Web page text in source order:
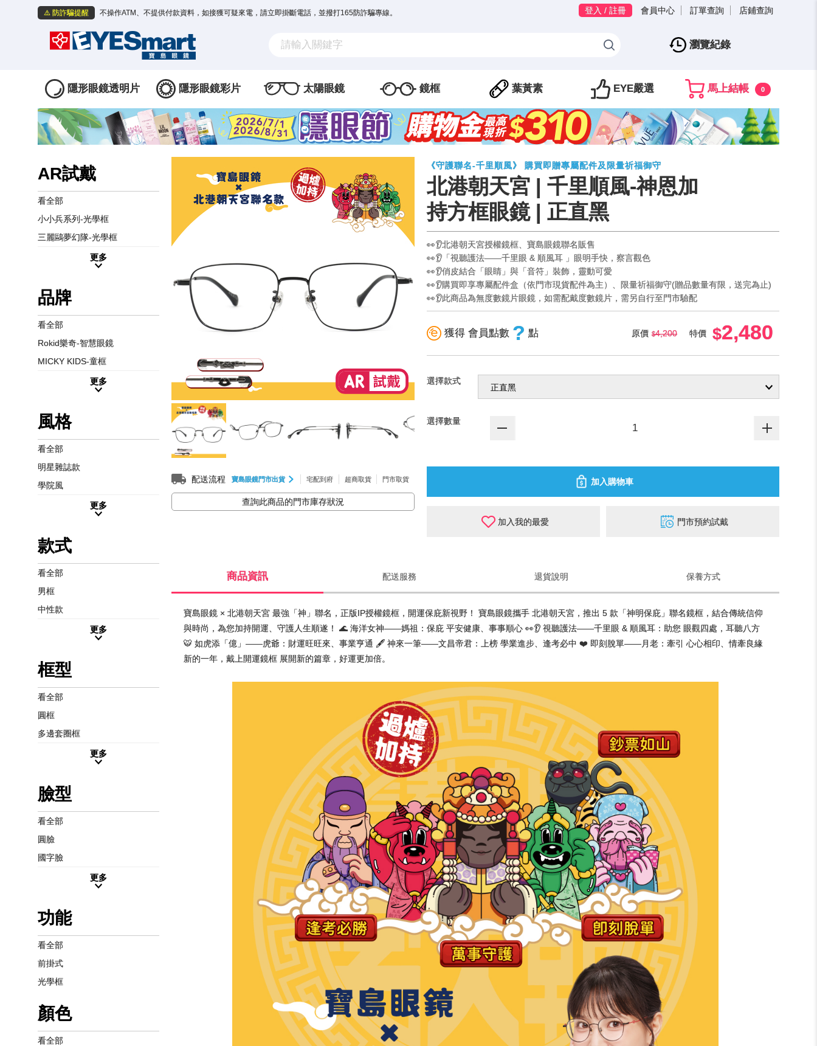
⚠️ 防詐騙提醒 不操作ATM、不提供付款資料，如接獲可疑來電，請立即掛斷電話，並撥打165防詐騙專線。 登入 / 註冊 會員中心 訂單查詢 店鋪查詢
瀏覽紀錄
隱形眼鏡透明片 隱形眼鏡彩片 太陽眼鏡 鏡框 葉黃素 EYE嚴選 馬上結帳 0
AR試戴
看全部
小小兵系列-光學框
三麗鷗夢幻隊-光學框
更多
品牌
看全部
Rokid樂奇-智慧眼鏡
MICKY KIDS-童框
更多
風格
看全部
明星雜誌款
學院風
更多
款式
看全部
男框
中性款
更多
框型
看全部
圓框
多邊套圈框
更多
臉型
看全部
圓臉
國字臉
更多
功能
看全部
前掛式
光學框
顏色
看全部
配送流程 寶島眼鏡門市出貨 宅配到府 超商取貨 門市取貨
查詢此商品的門市庫存狀況
《守護聯名-千里順風》 購買即贈專屬配件及限量祈福御守
北港朝天宮 | 千里順風-神恩加
持方框眼鏡 | 正直黑
👀👂北港朝天宮授權鏡框、寶島眼鏡聯名販售
👀👂「視聽護法——千里眼 & 順風耳 」眼明手快，察言觀色
👀👂俏皮結合「眼睛」與「音符」裝飾，靈動可愛
👀👂購買即享專屬配件盒（依門市現貨配件為主）、限量祈福御守(贈品數量有限，送完為止)
👀👂此商品為無度數鏡片眼鏡，如需配戴度數鏡片，需另自行至門市驗配
獲得 會員點數 ? 點 原價 4,200 特價 2,480
選擇款式
選擇數量
加入購物車
加入我的最愛 門市預約試戴
商品資訊 配送服務 退貨說明 保養方式
寶島眼鏡 × 北港朝天宮 最強「神」聯名，正版IP授權鏡框，開運保庇新視野！ 寶島眼鏡攜手 北港朝天宮，推出 5 款「神明保庇」聯名鏡框，結合傳統信仰
與時尚，為您加持開運、守護人生順遂！ 🌊 海洋女神——媽祖：保庇 平安健康、事事順心 👀👂 視聽護法——千里眼 & 順風耳：助您 眼觀四處，耳聽八方
🐯 如虎添「億」——虎爺：財運旺旺來、事業亨通 🖋️ 神來一筆——文昌帝君：上榜 學業進步、逢考必中 ❤️ 即刻脫單——月老：牽引 心心相印、情牽良緣
新的一年，戴上開運鏡框 展開新的篇章，好運更加倍。